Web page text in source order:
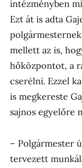
intézményben
Ezt át is adta
mellett az is,
hőközpontot, a
cserélni. Ezzel
is megkereste
sajnos egyelőre
– Polgármester
tervezett